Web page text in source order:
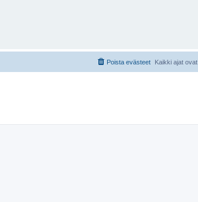
Kaikki ajat ovat
Poista evästeet